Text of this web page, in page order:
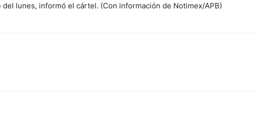
lunes, informó el cártel. (Con información de Notimex/APB)